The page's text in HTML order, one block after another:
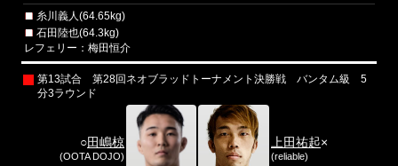
糸川義人(64.65kg)
石田陸也(64.3kg)
レフェリー：梅田恒介
第13試合 第28回ネオブラッドトーナメント決勝戦 バンタム級 5
分3ラウンド
○田嶋椋
(OOTA DOJO)
上田祐起×
(reliable)